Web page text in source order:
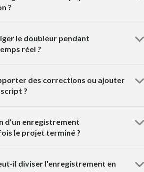
?
le doubleur pendant
réel ?
des corrections ou ajouter
?
d’un enregistrement
le projet terminé ?
il diviser l'enregistrement en